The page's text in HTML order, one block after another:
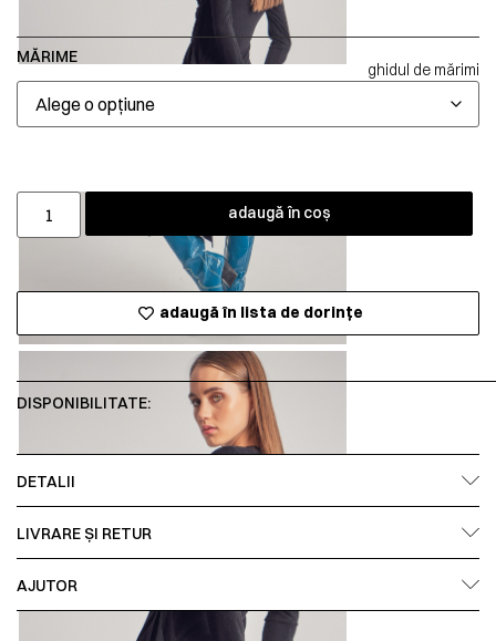
MĂRIME
ghidul de mărimi
adaugă în coș
adaugă în lista de dorințe
DISPONIBILITATE:
DETALII
LIVRARE ȘI RETUR
AJUTOR